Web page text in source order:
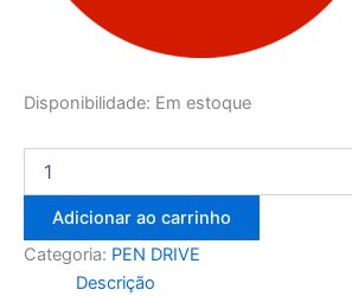
Disponibilidade: Em estoque
Adicionar ao carrinho
Categoria: PEN DRIVE
Descrição